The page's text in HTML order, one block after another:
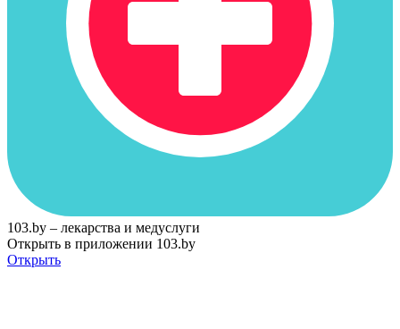
103.by – лекарства и медуслуги
Открыть в приложении 103.by
Открыть